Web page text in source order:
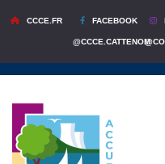
CCCE.FR FACEBOOK
@CCCE.CATTENOM